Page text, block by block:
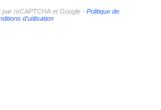
par reCAPTCHA et Google - Politique de
d'utilisation